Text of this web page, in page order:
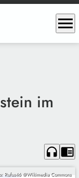
menu
im
headphones chrome_reader_mode
Rufus46 @Wikimedia Commons